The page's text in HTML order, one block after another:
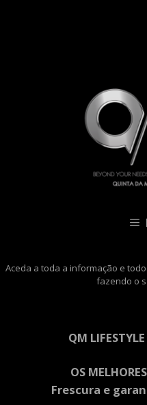
Aceda a toda a informação e
fazendo o
QM
OS
Frescura e